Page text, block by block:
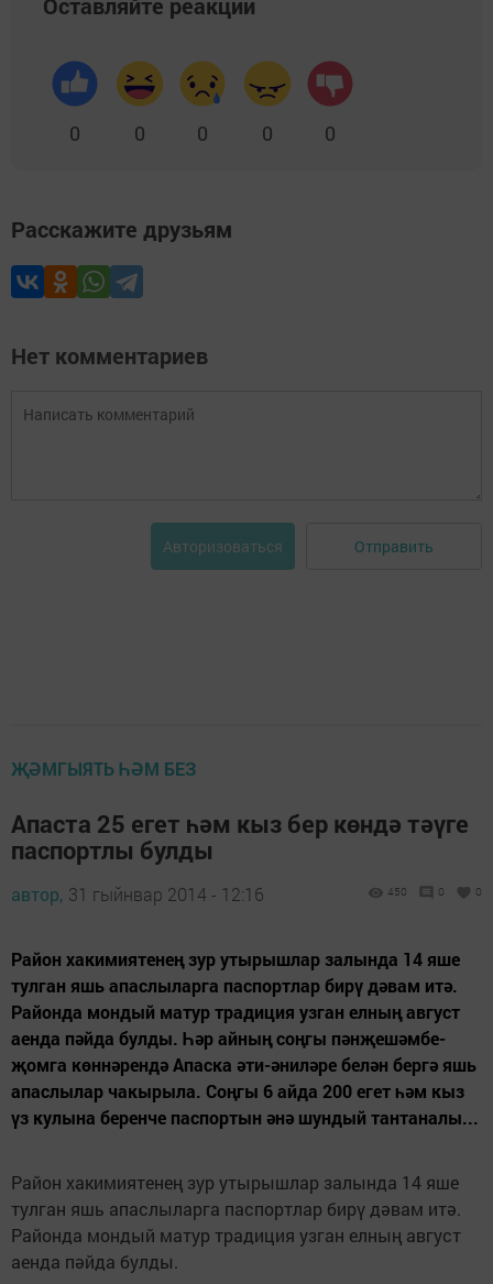
0 0 0 0 0
Расскажите друзьям
Нет комментариев
Авторизоваться Отправить
ҖӘМГЫЯТЬ ҺӘМ БЕЗ
Апаста 25 егет һәм кыз бер көндә тәүге
паспортлы булды
автор, 31 гыйнвар 2014 - 12:16 450 0 0
Район хакимиятенең зур утырышлар залында 14 яше
тулган яшь апаслыларга паспортлар бирү дәвам итә.
Районда мондый матур традиция узган елның август
аенда пәйда булды. Һәр айның соңгы пәнҗешәмбе-
җомга көннәрендә Апаска әти-әниләре белән бергә яшь
апаслылар чакырыла. Соңгы 6 айда 200 егет һәм кыз
үз кулына беренче паспортын әнә шундый тантаналы...
Район хакимиятенең зур утырышлар залында 14 яше
тулган яшь апаслыларга паспортлар бирү дәвам итә.
Районда мондый матур традиция узган елның август
аенда пәйда булды.